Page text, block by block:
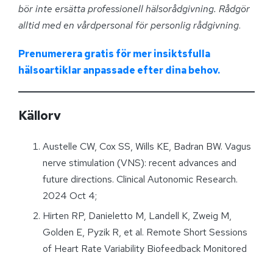
bör inte ersätta professionell hälsorådgivning. Rådgör
alltid med en vårdpersonal för personlig rådgivning.
Prenumerera gratis för mer insiktsfulla
hälsoartiklar anpassade efter dina behov.
Källorv
Austelle CW, Cox SS, Wills KE, Badran BW. Vagus
nerve stimulation (VNS): recent advances and
future directions. Clinical Autonomic Research.
2024 Oct 4;
Hirten RP, Danieletto M, Landell K, Zweig M,
Golden E, Pyzik R, et al. Remote Short Sessions
of Heart Rate Variability Biofeedback Monitored